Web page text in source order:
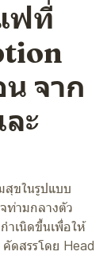
ฟที่
จาก
ะ
สุขในรูปแบบ
ท่ามกลางตัว
ำเนิดขึ้นเพื่อให้
ดสรรโดย Head